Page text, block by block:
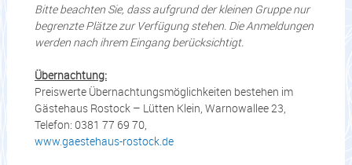
Bitte beachten Sie, dass aufgrund der kleinen Gruppe nur
begrenzte Plätze zur Verfügung stehen. Die Anmeldungen
werden nach ihrem Eingang berücksichtigt.
Übernachtung:
Preiswerte Übernachtungsmöglichkeiten bestehen im
Gästehaus Rostock – Lütten Klein, Warnowallee 23,
Telefon: 0381 77 69 70,
www.gaestehaus-rostock.de